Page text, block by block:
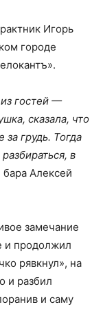
Игорь
городе
гостей —
сказала, что
грудь. Тогда
в
Алексей
замечание
и продолжил
рявкнул», на
и разбил
и саму